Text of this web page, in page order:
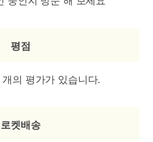
평점
개의 평가가 있습니다.
로켓배송